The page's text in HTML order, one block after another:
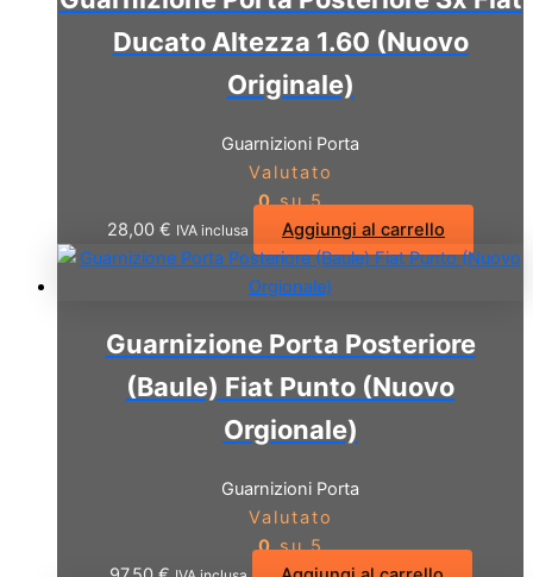
Ducato Altezza 1.60 (Nuovo
Originale)
Guarnizioni Porta
Valutato
0su 5
28,00 € IVA inclusa Aggiungi al carrello
Guarnizione Porta Posteriore
(Baule) Fiat Punto (Nuovo
Orgionale)
Guarnizioni Porta
Valutato
0su 5